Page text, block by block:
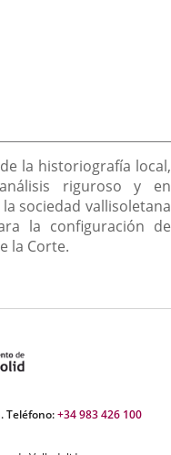
la historiografía local,
riguroso y en
sociedad vallisoletana
la configuración de
la Corte.
Teléfono:+34 983 426 100